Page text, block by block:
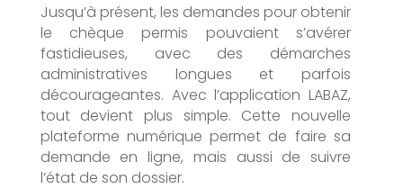
Jusqu’à présent, les demandes pour obtenir
le chèque permis pouvaient s’avérer
fastidieuses, avec des démarches
administratives longues et parfois
décourageantes. Avec l’application LABAZ,
tout devient plus simple. Cette nouvelle
plateforme numérique permet de faire sa
demande en ligne, mais aussi de suivre
l’état de son dossier.